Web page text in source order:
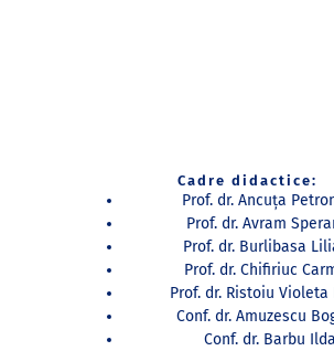
Cadre didactice:
Prof. dr. Ancuța
Prof. dr. Avram
Prof. dr. Burlibasa
Prof. dr. Chifiriuc
Prof. dr. Ristoiu Violeta
Conf. dr. Amuzescu
Conf. dr. Barbu Ilda